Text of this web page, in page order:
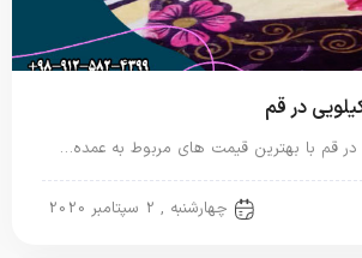
در قم
در قم با بهترین قیمت های مربوط به عمده…
چهارشنبه , 2 سپتامبر 2020